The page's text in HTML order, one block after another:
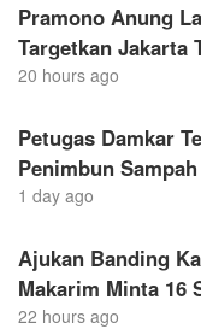
Pramono Anung
Targetkan Jakarta
20 hours ago
Petugas Damkar
Penimbun
1 day ago
Ajukan Banding
Makarim Minta 16
22 hours ago